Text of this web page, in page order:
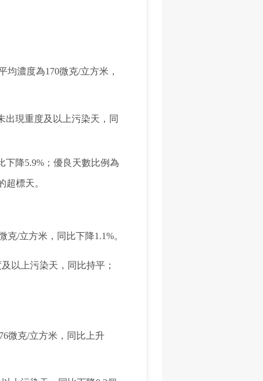
均濃度為170微克/立方米，
現重度及以上污染天，同
下降5.9%；優良天數比例為
標天。
克/立方米，同比下降1.1%。
以上污染天，同比持平；
微克/立方米，同比上升